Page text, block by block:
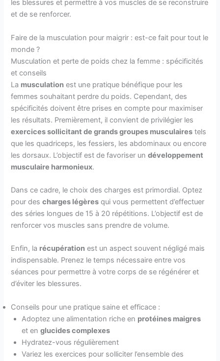
les blessures et permettre à vos muscles de se reconstruire
et de se renforcer.
Faire de la musculation pour maigrir : est-ce fait pour tout le
monde ?
Musculation et perte de poids chez la femme : spécificités
et conseils
La musculation est une pratique bénéfique pour les
femmes souhaitant perdre du poids. Cependant, des
spécificités doivent être prises en compte pour maximiser
les résultats. Premièrement, il convient de privilégier les
exercices sollicitant de grands groupes musculaires tels
que les quadriceps, les fessiers, les abdominaux ou encore
les dorsaux. L’objectif est de favoriser undéveloppement
musculaire harmonieux.
Dans ce cadre, le choix des charges est primordial. Optez
pour descharges légères qui vous permettent d’effectuer
des séries longues de 15 à 20 répétitions. L’objectif est de
renforcer vos muscles sans prendre de volume.
Enfin, la récupération est un aspect souvent négligé mais
indispensable. Prenez le temps nécessaire entre vos
séances pour permettre à votre corps de se régénérer et
d’éviter les blessures.
Conseils pour une pratique saine et efficace :
Adoptez une alimentation riche en protéines maigres
et englucides complexes
Hydratez-vous régulièrement
Variez les exercices pour solliciter l’ensemble des